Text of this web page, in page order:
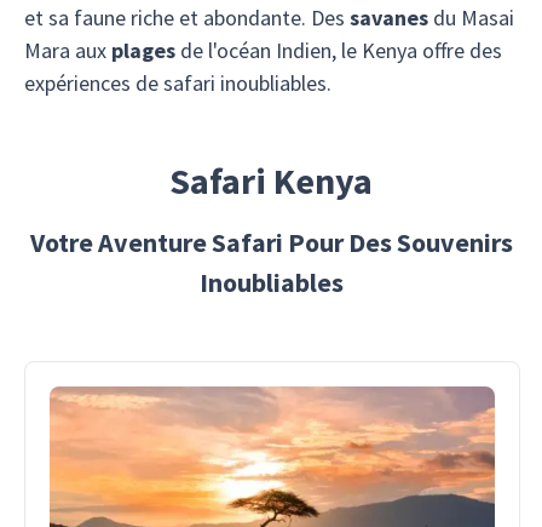
et sa faune riche et abondante. Des savanes du Masai
Mara aux plages de l'océan Indien, le Kenya offre des
expériences de safari inoubliables.
Safari Kenya
Votre Aventure Safari Pour Des Souvenirs
Inoubliables